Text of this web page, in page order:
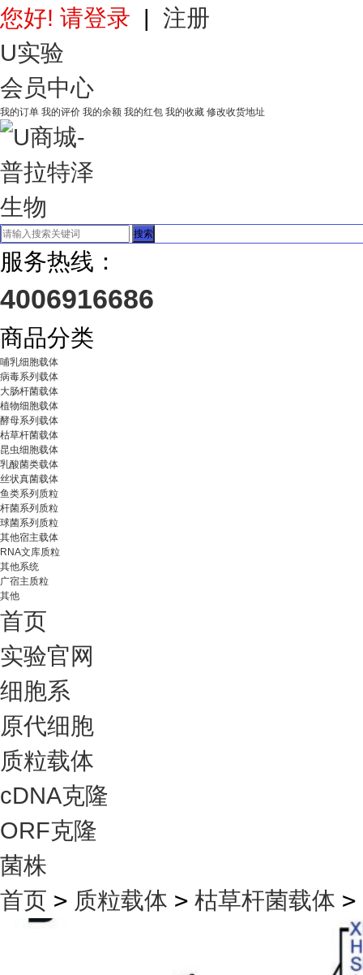
您好! 请登录 | 注册
U实验
会员中心
我的订单 我的评价 我的余额 我的红包 我的收藏 修改收货地址
搜索
服务热线：
4006916686
商品分类
哺乳细胞载体
病毒系列载体
大肠杆菌载体
植物细胞载体
酵母系列载体
枯草杆菌载体
昆虫细胞载体
乳酸菌类载体
丝状真菌载体
鱼类系列质粒
杆菌系列质粒
球菌系列质粒
其他宿主载体
RNA文库质粒
其他系统
广宿主质粒
其他
首页
实验官网
细胞系
原代细胞
质粒载体
cDNA克隆
ORF克隆
菌株
首页 > 质粒载体 > 枯草杆菌载体 >